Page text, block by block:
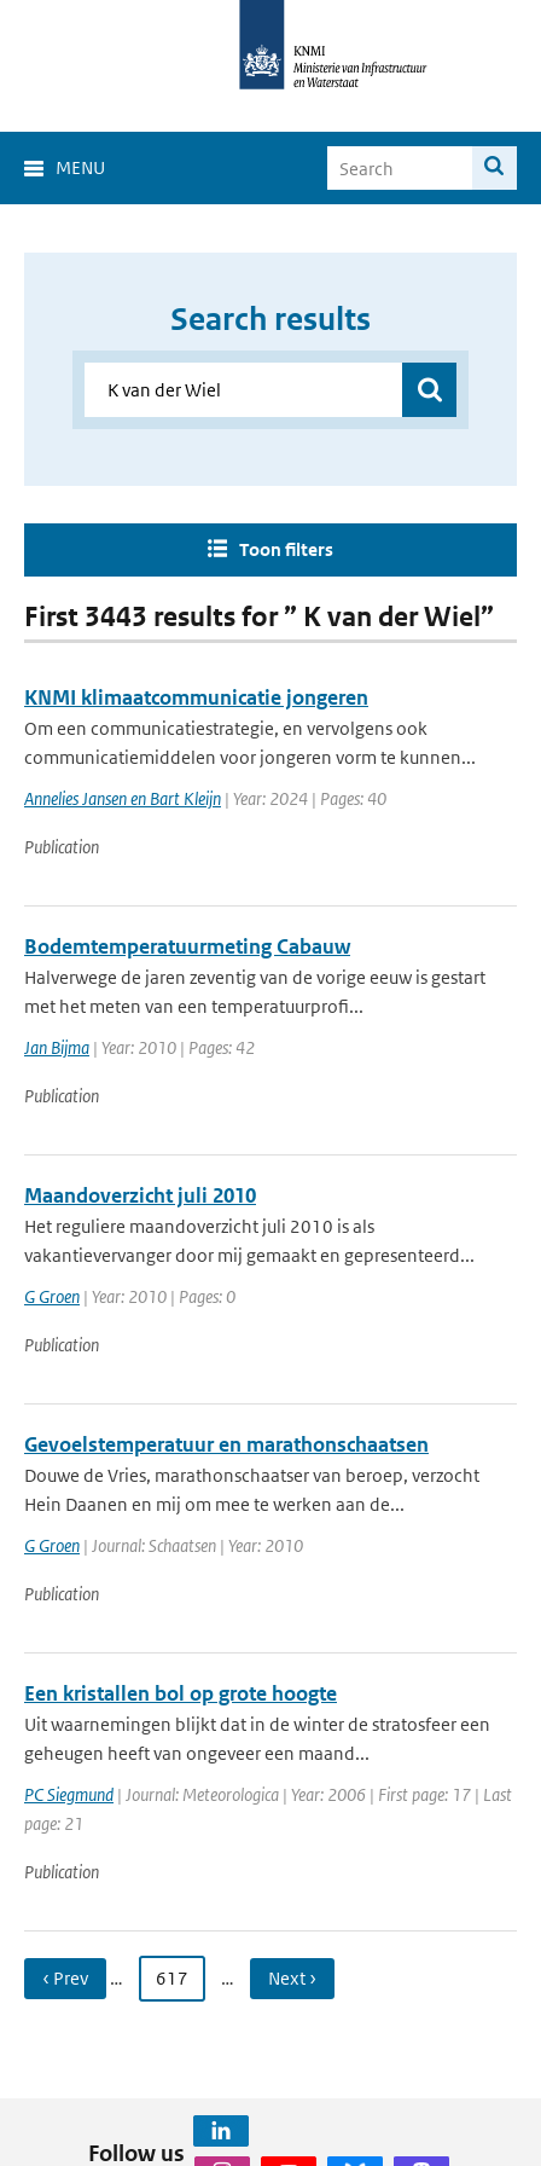
MENU
Search results
Toon filters
First 3443 results for ” K van der Wiel”
KNMI klimaatcommunicatie jongeren
Om een communicatiestrategie, en vervolgens ook
communicatiemiddelen voor jongeren vorm te kunnen...
Annelies Jansen en Bart Kleijn | Year: 2024 | Pages: 40
Publication
Bodemtemperatuurmeting Cabauw
Halverwege de jaren zeventig van de vorige eeuw is gestart
met het meten van een temperatuurprofi...
Jan Bijma | Year: 2010 | Pages: 42
Publication
Maandoverzicht juli 2010
Het reguliere maandoverzicht juli 2010 is als
vakantievervanger door mij gemaakt en gepresenteerd...
G Groen | Year: 2010 | Pages: 0
Publication
Gevoelstemperatuur en marathonschaatsen
Douwe de Vries, marathonschaatser van beroep, verzocht
Hein Daanen en mij om mee te werken aan de...
G Groen | Journal: Schaatsen | Year: 2010
Publication
Een kristallen bol op grote hoogte
Uit waarnemingen blijkt dat in de winter de stratosfeer een
geheugen heeft van ongeveer een maand...
PC Siegmund | Journal: Meteorologica | Year: 2006 | First page: 17 | Last
page: 21
Publication
‹ Prev … 617 … Next ›
Follow us